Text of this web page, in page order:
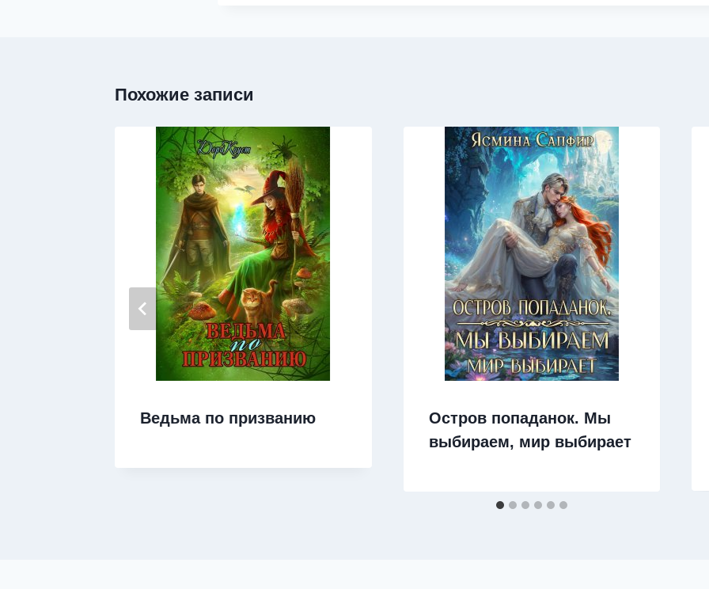
Похожие записи
Ведьма по призванию
Остров попаданок. Мы
выбираем, мир выбирает